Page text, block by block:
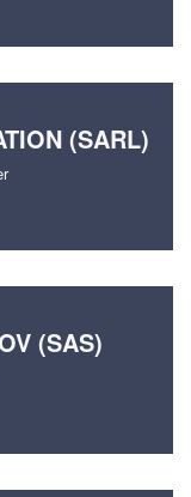
(SARL)
(SAS)